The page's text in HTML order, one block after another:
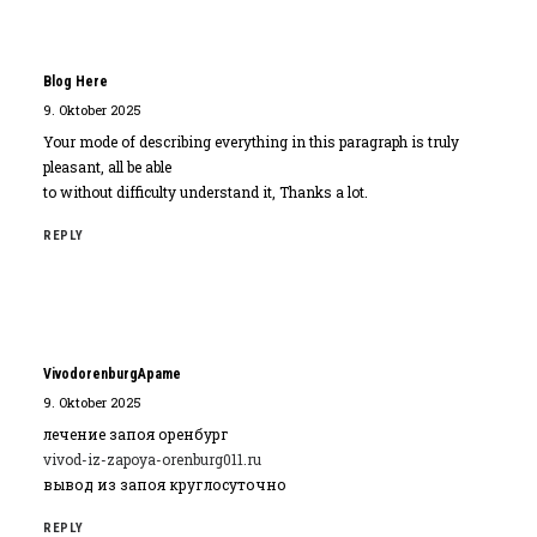
Blog Here
9. Oktober 2025
Your mode of describing everything in this paragraph is truly
pleasant, all be able
to without difficulty understand it, Thanks a lot.
REPLY
VivodorenburgApame
9. Oktober 2025
лечение запоя оренбург
vivod-iz-zapoya-orenburg011.ru
вывод из запоя круглосуточно
REPLY